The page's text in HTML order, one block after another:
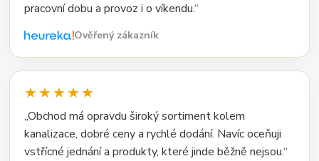
pracovní dobu a provoz i o víkendu.“
Ověřený zákazník
★★★★★
„Obchod má opravdu široký sortiment kolem
kanalizace, dobré ceny a rychlé dodání. Navíc oceňuji
vstřícné jednání a produkty, které jinde běžně nejsou.“